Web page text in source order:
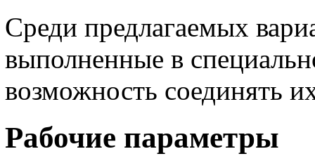
Среди предлагаемых
выполненные в
возможность соединять
Рабочие параметры